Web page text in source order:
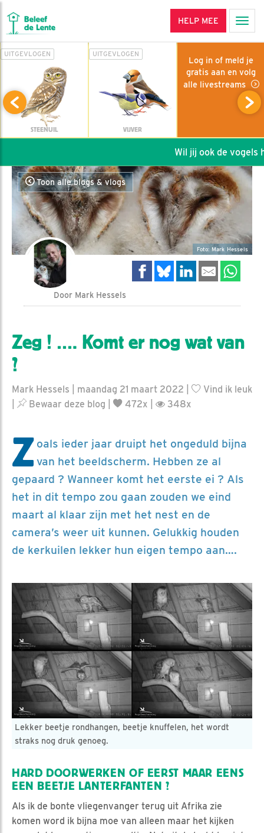
HELP MEE
UITGEVLOGEN
STEENUIL
UITGEVLOGEN
VIJVER
Log in of meld je
gratis aan en volg
alle livestreams
Wil jij ook de vogels
Toon alle blogs & vlogs
Foto: Mark Hessels
Door Mark Hessels
Zeg ! …. Komt er nog wat van
?
Mark Hessels | maandag 21 maart 2022 |
Vind ik leuk
Bewaar deze blog 472x | 348x
Z oals ieder jaar druipt het ongeduld bijna
van het beeldscherm. Hebben ze al
gepaard ? Wanneer komt het eerste ei ? Als
het in dit tempo zou gaan zouden we eind
maart al klaar zijn met het nest en de
camera’s weer uit kunnen. Gelukkig houden
de kerkuilen lekker hun eigen tempo aan….
Lekker beetje rondhangen, beetje knuffelen, het wordt
straks nog druk genoeg.
HARD DOORWERKEN OF EERST MAAR EENS
EEN BEETJE LANTERFANTEN ?
Als ik de bonte vliegenvanger terug uit Afrika zie
komen word ik bijna moe van alleen maar het kijken